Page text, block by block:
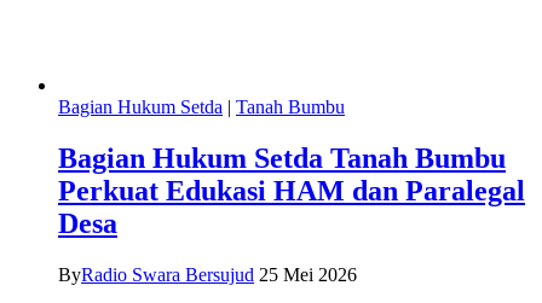
Bagian Hukum Setda | Tanah Bumbu
Bagian Hukum Setda Tanah Bumbu
Perkuat Edukasi HAM dan Paralegal
Desa
ByRadio Swara Bersujud 25 Mei 2026